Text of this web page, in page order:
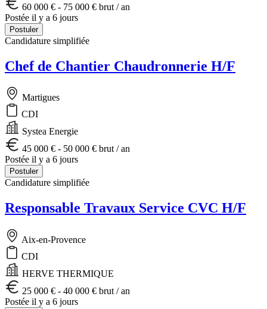
60 000 € - 75 000 € brut / an
Postée il y a 6 jours
Postuler
Candidature simplifiée
Chef de Chantier Chaudronnerie H/F
Martigues
CDI
Systea Energie
45 000 € - 50 000 € brut / an
Postée il y a 6 jours
Postuler
Candidature simplifiée
Responsable Travaux Service CVC H/F
Aix-en-Provence
CDI
HERVE THERMIQUE
25 000 € - 40 000 € brut / an
Postée il y a 6 jours